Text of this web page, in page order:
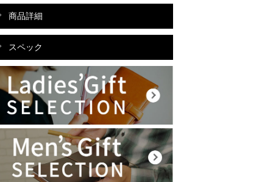
商品詳細
スペック